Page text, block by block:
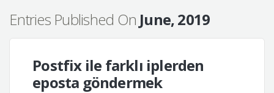
Entries Published On June, 2019
Postfix ile farklı iplerden
eposta göndermek